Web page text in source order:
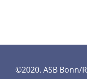
©2020. ASB Bonn/